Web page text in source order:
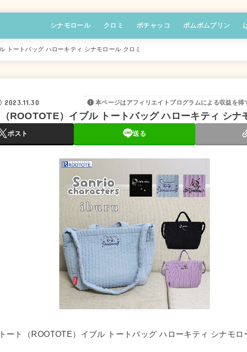
シナモロール クロミ ポチャッコ ポムポムプリン
トートバッグ ハローキティ シナモロール クロミ
2023.11.30 本ページはアフィリエイトプログラムによる収益を得
ROOTOTE）イブル トートバッグ ハローキティ シナ
ポスト 送る
ート（ROOTOTE）イブル トートバッグ ハローキティ シナモロ